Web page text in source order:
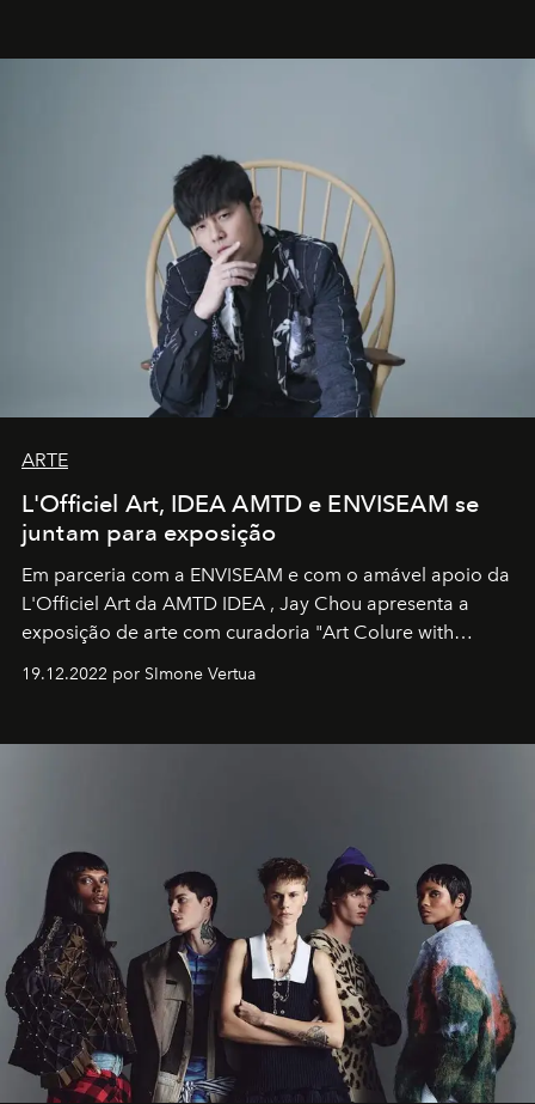
ARTE
L'Officiel Art, IDEA AMTD e ENVISEAM se
juntam para exposição
Em parceria com a ENVISEAM e com o amável apoio da
L'Officiel Art da AMTD IDEA , Jay Chou apresenta a
exposição de arte com curadoria "Art Colure with
19.12.2022 por SImone Vertua